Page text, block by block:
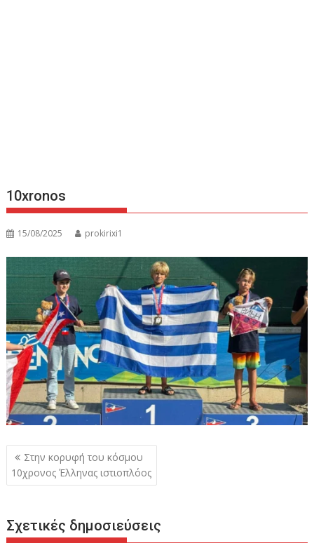
10xronos
15/08/2025 prokirixi1
Πλοήγηση
άρθρων
Στην κορυφή του κόσμου
10χρονος Έλληνας ιστιοπλόος
Σχετικές δημοσιεύσεις